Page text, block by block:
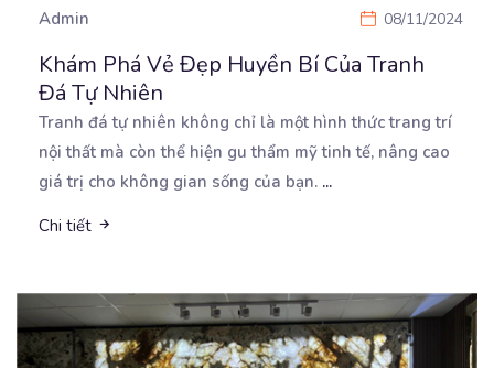
Admin 08/11/2024
Khám Phá Vẻ Đẹp Huyền Bí Của Tranh
Đá Tự Nhiên
Tranh đá tự nhiên không chỉ là một hình thức trang trí
nội thất mà còn thể hiện gu thẩm mỹ tinh tế, nâng cao
giá trị cho không gian sống của bạn. ...
Chi tiết